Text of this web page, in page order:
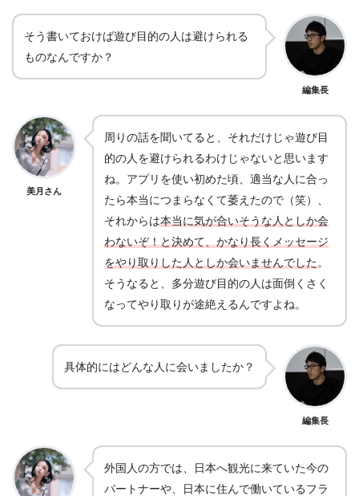
そう書いておけば遊び目的の人は避けられる
ものなんですか？
編集長
美月さん
周りの話を聞いてると、それだけじゃ遊び目
的の人を避けられるわけじゃないと思います
ね。アプリを使い初めた頃、適当な人に合っ
たら本当につまらなくて萎えたので（笑）、
それからは本当に気が合いそうな人としか会
わないぞ！と決めて、かなり長くメッセージ
をやり取りした人としか会いませんでした 。
そうなると、多分遊び目的の人は面倒くさく
なってやり取りが途絶えるんですよね。
具体的にはどんな人に会いましたか？
編集長
外国人の方では、日本へ観光に来ていた今の
パートナーや、日本に住んで働いているフラ